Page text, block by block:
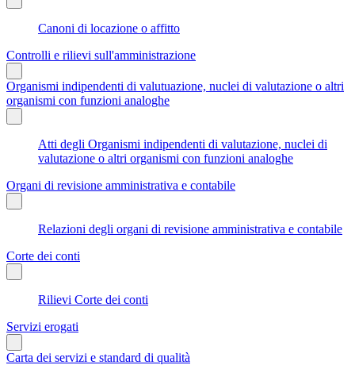
Canoni di locazione o affitto
Controlli e rilievi sull'amministrazione
Organismi indipendenti di valutuazione, nuclei di valutazione o altri
organismi con funzioni analoghe
Atti degli Organismi indipendenti di valutazione, nuclei di
valutazione o altri organismi con funzioni analoghe
Organi di revisione amministrativa e contabile
Relazioni degli organi di revisione amministrativa e contabile
Corte dei conti
Rilievi Corte dei conti
Servizi erogati
Carta dei servizi e standard di qualità